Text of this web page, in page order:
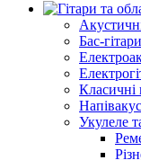
Бас-гітари
Класичні
Укулеле